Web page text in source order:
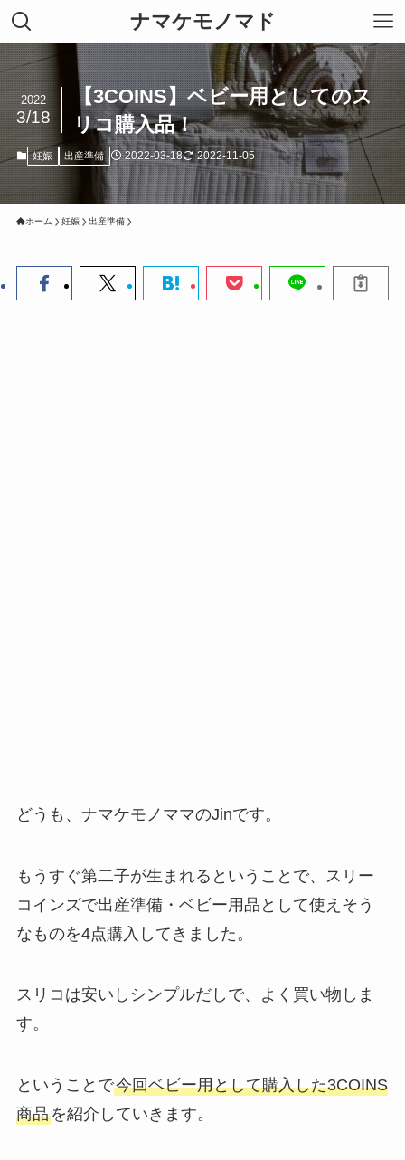
ナマケモノマド
【3COINS】ベビー用としてのス
リコ購入品！
2022
3/18
妊娠 出産準備 2022-03-18 2022-11-05
ホーム 妊娠 出産準備
どうも、ナマケモノママのJinです。
もうすぐ第二子が生まれるということで、スリー
コインズで出産準備・ベビー用品として使えそう
なものを4点購入してきました。
スリコは安いしシンプルだしで、よく買い物しま
す。
ということで今回ベビー用として購入した3COINS
商品を紹介していきます。